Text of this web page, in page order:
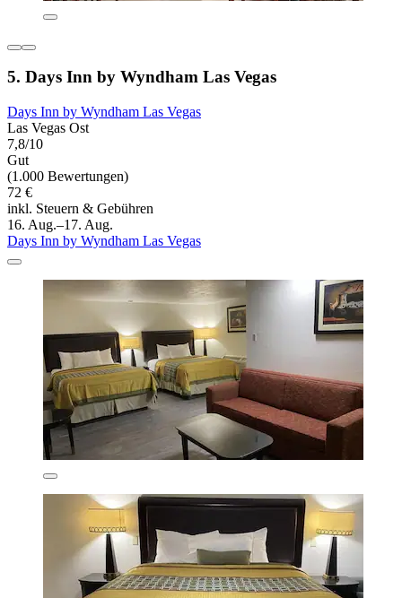
5. Days Inn by Wyndham Las Vegas
Days Inn by Wyndham Las Vegas
Las Vegas Ost
7,8/10
Gut
(1.000 Bewertungen)
72 €
inkl. Steuern & Gebühren
16. Aug.–17. Aug.
Days Inn by Wyndham Las Vegas